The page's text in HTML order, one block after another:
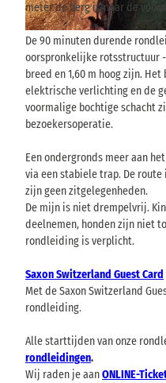
© viawww.saechsische-schweiz.de , Achim
meter de berg in naar de
De 90 minuten durende
oorspronkelijke rotsstructuur
breed en 1,60 m hoog zijn.
elektrische verlichting en de
voormalige bochtige schacht
bezoekersoperatie.
Een ondergronds meer aan
via een stabiele trap. De
zijn geen zitgelegenheden.
De mijn is niet drempelvrij.
deelnemen, honden zijn niet
rondleiding is verplicht.
Saxon Switzerland Guest Card
Met de Saxon Switzerland
rondleiding.
Alle starttijden van onze
rondleidingen.
Wij raden je aanONLINE-